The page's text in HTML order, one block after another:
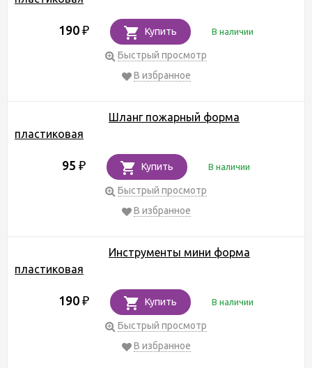
190 ₽ Купить В наличии
Быстрый просмотр
В избранное
Шланг пожарный форма
пластиковая
95 ₽ Купить В наличии
Быстрый просмотр
В избранное
Инструменты мини форма
пластиковая
190 ₽ Купить В наличии
Быстрый просмотр
В избранное